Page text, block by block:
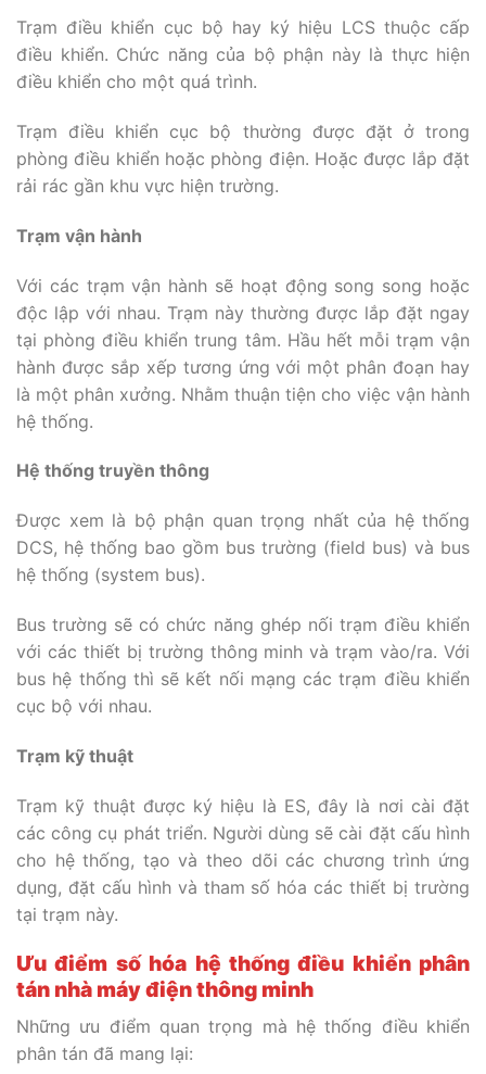
Trạm điều khiển cục bộ hay ký hiệu LCS thuộc cấp
điều khiển. Chức năng của bộ phận này là thực hiện
điều khiển cho một quá trình.
Trạm điều khiển cục bộ thường được đặt ở trong
phòng điều khiển hoặc phòng điện. Hoặc được lắp đặt
rải rác gần khu vực hiện trường.
Trạm vận hành
Với các trạm vận hành sẽ hoạt động song song hoặc
độc lập với nhau. Trạm này thường được lắp đặt ngay
tại phòng điều khiển trung tâm. Hầu hết mỗi trạm vận
hành được sắp xếp tương ứng với một phân đoạn hay
là một phân xưởng. Nhằm thuận tiện cho việc vận hành
hệ thống.
Hệ thống truyền thông
Được xem là bộ phận quan trọng nhất của hệ thống
DCS, hệ thống bao gồm bus trường (field bus) và bus
hệ thống (system bus).
Bus trường sẽ có chức năng ghép nối trạm điều khiển
với các thiết bị trường thông minh và trạm vào/ra. Với
bus hệ thống thì sẽ kết nối mạng các trạm điều khiển
cục bộ với nhau.
Trạm kỹ thuật
Trạm kỹ thuật được ký hiệu là ES, đây là nơi cài đặt
các công cụ phát triển. Người dùng sẽ cài đặt cấu hình
cho hệ thống, tạo và theo dõi các chương trình ứng
dụng, đặt cấu hình và tham số hóa các thiết bị trường
tại trạm này.
Ưu điểm số hóa hệ thống điều khiển phân
tán nhà máy điện thông minh
Những ưu điểm quan trọng mà hệ thống điều khiển
phân tán đã mang lại: